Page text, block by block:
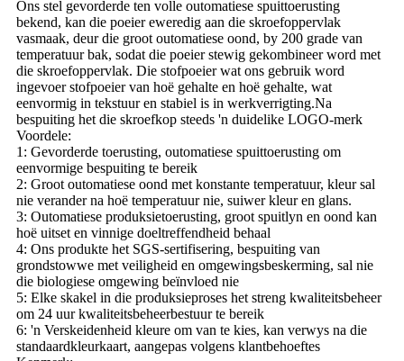
Ons stel gevorderde ten volle outomatiese spuittoerusting
bekend, kan die poeier eweredig aan die skroefoppervlak
vasmaak, deur die groot outomatiese oond, by 200 grade van
temperatuur bak, sodat die poeier stewig gekombineer word met
die skroefoppervlak. Die stofpoeier wat ons gebruik word
ingevoer stofpoeier van hoë gehalte en hoë gehalte, wat
eenvormig in tekstuur en stabiel is in werkverrigting.Na
bespuiting het die skroefkop steeds 'n duidelike LOGO-merk
Voordele:
1: Gevorderde toerusting, outomatiese spuittoerusting om
eenvormige bespuiting te bereik
2: Groot outomatiese oond met konstante temperatuur, kleur sal
nie verander na hoë temperatuur nie, suiwer kleur en glans.
3: Outomatiese produksietoerusting, groot spuitlyn en oond kan
hoë uitset en vinnige doeltreffendheid behaal
4: Ons produkte het SGS-sertifisering, bespuiting van
grondstowwe met veiligheid en omgewingsbeskerming, sal nie
die biologiese omgewing beïnvloed nie
5: Elke skakel in die produksieproses het streng kwaliteitsbeheer
om 24 uur kwaliteitsbeheerbestuur te bereik
6: 'n Verskeidenheid kleure om van te kies, kan verwys na die
standaardkleurkaart, aangepas volgens klantbehoeftes